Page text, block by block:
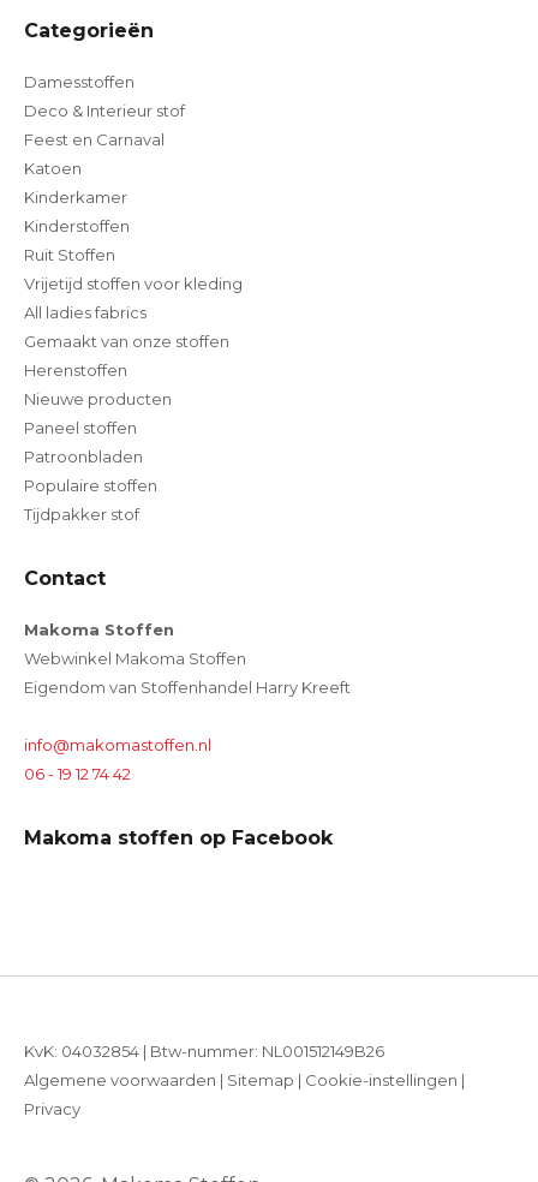
Categorieën
Damesstoffen
Deco & Interieur stof
Feest en Carnaval
Katoen
Kinderkamer
Kinderstoffen
Ruit Stoffen
Vrijetijd stoffen voor kleding
All ladies fabrics
Gemaakt van onze stoffen
Herenstoffen
Nieuwe producten
Paneel stoffen
Patroonbladen
Populaire stoffen
Tijdpakker stof
Contact
Makoma Stoffen
Webwinkel Makoma Stoffen
Eigendom van Stoffenhandel Harry Kreeft
info@makomastoffen.nl
06 - 19 12 74 42
Makoma stoffen op Facebook
KvK: 04032854 | Btw-nummer: NL001512149B26
Algemene voorwaarden | Sitemap | Cookie-instellingen |
Privacy